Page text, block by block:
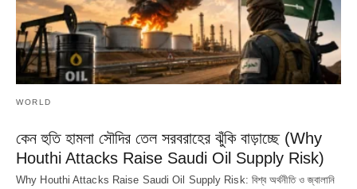
WORLD
কেন হুতি হামলা সৌদির তেল সরবরাহের ঝুঁকি বাড়াচ্ছে (Why
Houthi Attacks Raise Saudi Oil Supply Risk)
Why Houthi Attacks Raise Saudi Oil Supply Risk: বিশ্ব অর্থনীতি ও জ্বালানি